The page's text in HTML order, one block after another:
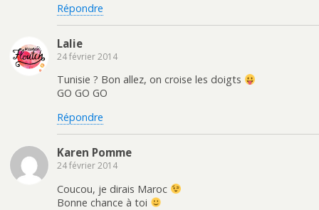
Répondre
Lalie
24 février 2014
Tunisie ? Bon allez, on croise les doigts
GO GO GO
Répondre
Karen Pomme
24 février 2014
Coucou, je dirais Maroc
Bonne chance à toi